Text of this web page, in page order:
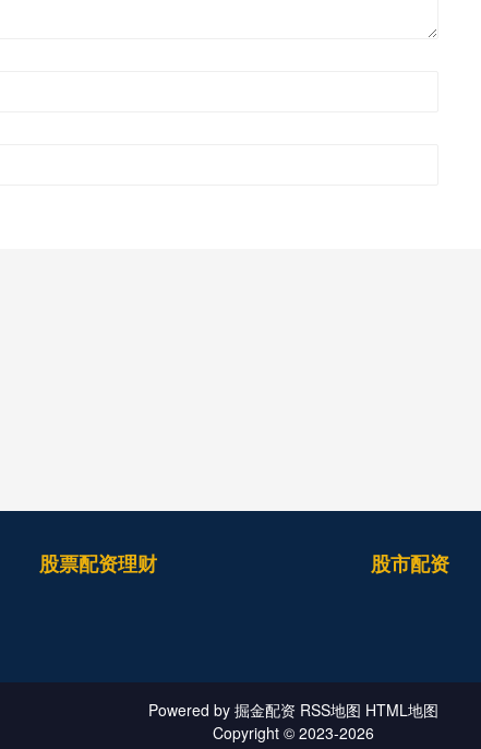
股票配资理财 股市配资
Powered by 掘金配资 RSS地图 HTML地图
Copyright © 2023-2026